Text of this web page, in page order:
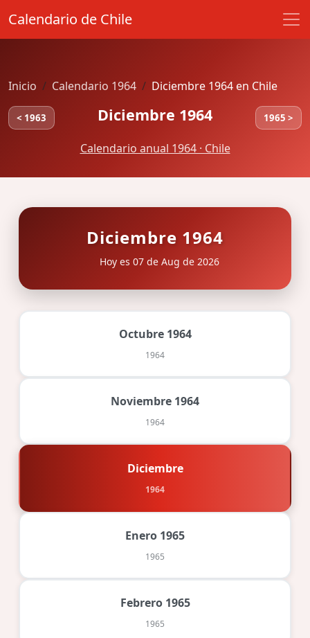
Calendario de Chile
Inicio Calendario 1964 Diciembre 1964 en Chile
< 1963 Diciembre 1964 1965 >
Calendario anual 1964 · Chile
Diciembre 1964
Hoy es 07 de Aug de 2026
Octubre 1964
1964
Noviembre 1964
1964
Diciembre
1964
Enero 1965
1965
Febrero 1965
1965